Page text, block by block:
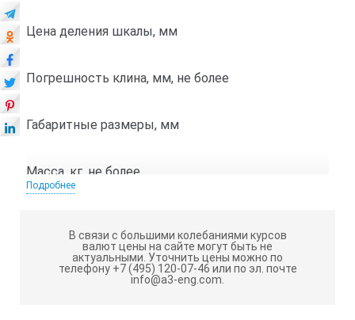
Цена деления шкалы, мм
Погрешность клина, мм, не более
Габаритные размеры, мм
Масса, кг, не более
Отклонение от плоскостности рабочих граней, мм, не
Подробнее
В связи с большими колебаниями курсов
валют цены на сайте могут быть не
актуальными. Уточнить цены можно по
телефону +7 (495) 120-07-46 или по эл. почте
info@a3-eng.com.